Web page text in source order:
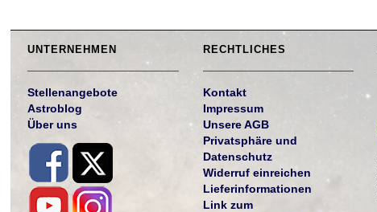
UNTERNEHMEN
Stellenangebote
Astroblog
Über uns
RECHTLICHES
Kontakt
Impressum
Unsere AGB
Privatsphäre und
Datenschutz
Widerruf einreichen
Lieferinformationen
Link zum